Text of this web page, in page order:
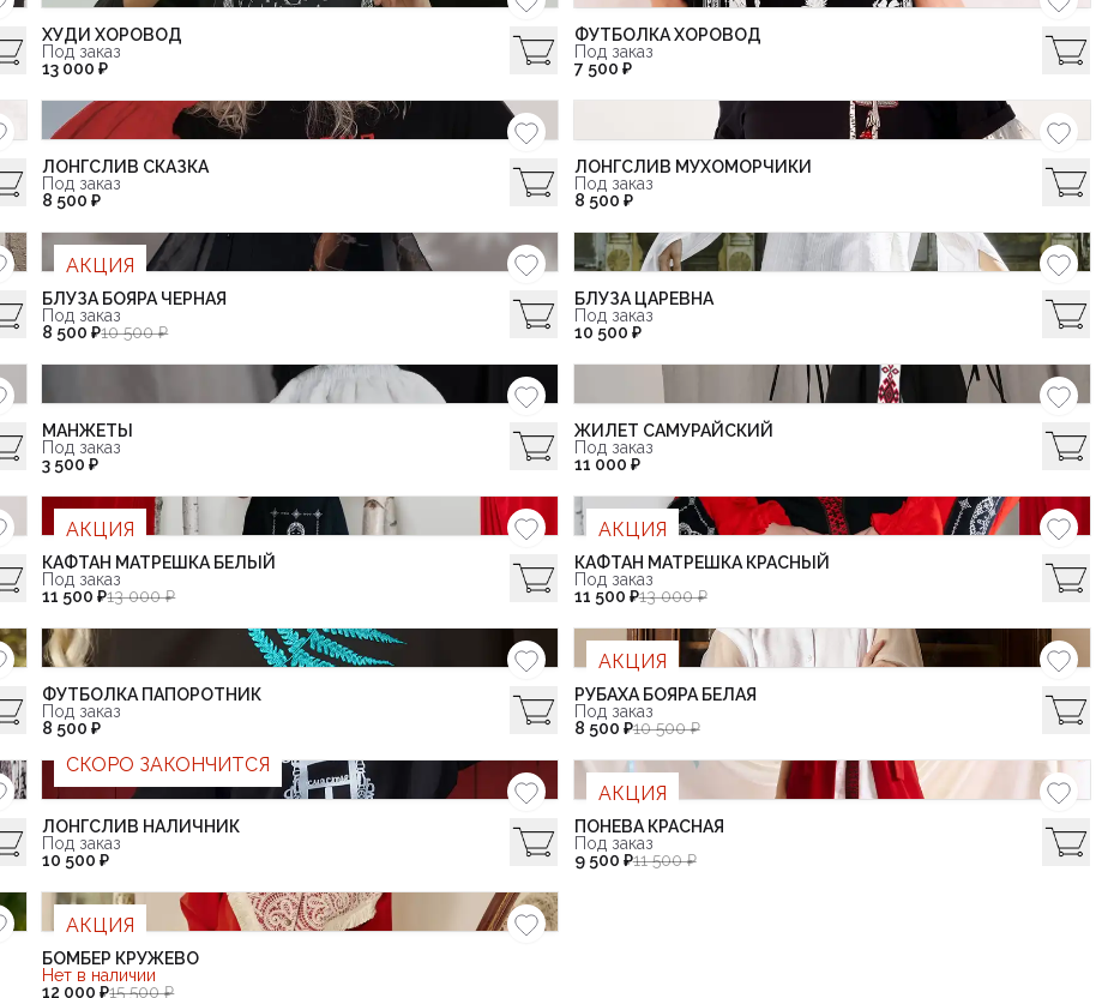
ХУДИ ХОРОВОД
Под заказ
13 000 ₽
ФУТБОЛКА ХОРОВОД
Под заказ
7 500 ₽
ЛОНГСЛИВ СКАЗКА
Под заказ
8 500 ₽
ЛОНГСЛИВ МУХОМОРЧИКИ
Под заказ
8 500 ₽
АКЦИЯ
БЛУЗА БОЯРА ЧЕРНАЯ
Под заказ
8 500 ₽10 500 ₽
БЛУЗА ЦАРЕВНА
Под заказ
10 500 ₽
МАНЖЕТЫ
Под заказ
3 500 ₽
ЖИЛЕТ САМУРАЙСКИЙ
Под заказ
11 000 ₽
АКЦИЯ
КАФТАН МАТРЕШКА БЕЛЫЙ
Под заказ
11 500 ₽13 000 ₽
АКЦИЯ
КАФТАН МАТРЕШКА КРАСНЫЙ
Под заказ
11 500 ₽13 000 ₽
ФУТБОЛКА ПАПОРОТНИК
Под заказ
8 500 ₽
АКЦИЯ
РУБАХА БОЯРА БЕЛАЯ
Под заказ
8 500 ₽10 500 ₽
СКОРО ЗАКОНЧИТСЯ
ЛОНГСЛИВ НАЛИЧНИК
Под заказ
10 500 ₽
АКЦИЯ
ПОНЕВА КРАСНАЯ
Под заказ
9 500 ₽11 500 ₽
АКЦИЯ
БОМБЕР КРУЖЕВО
Нет в наличии
12 000 ₽15 500 ₽